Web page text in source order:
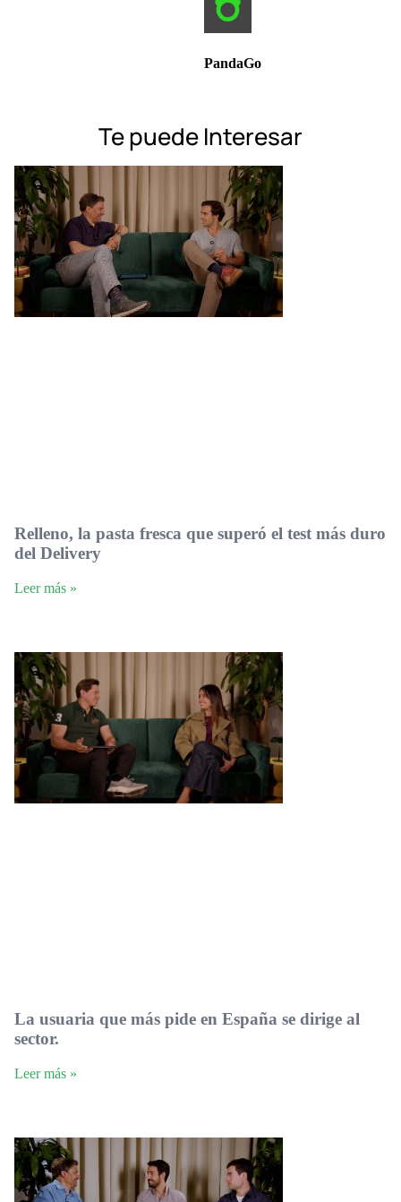
PandaGo
Te puede Interesar
Relleno, la pasta fresca que superó el test más duro
del Delivery
Leer más »
La usuaria que más pide en España se dirige al
sector.
Leer más »